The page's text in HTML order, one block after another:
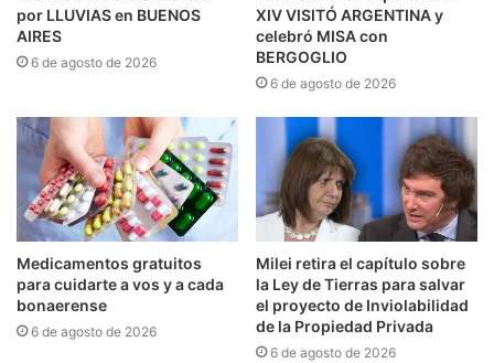
por LLUVIAS en BUENOS
AIRES
6 de agosto de 2026
XIV VISITÓ ARGENTINA y
celebró MISA con
BERGOGLIO
6 de agosto de 2026
Medicamentos gratuitos
para cuidarte a vos y a cada
bonaerense
6 de agosto de 2026
Milei retira el capítulo sobre
la Ley de Tierras para salvar
el proyecto de Inviolabilidad
de la Propiedad Privada
6 de agosto de 2026